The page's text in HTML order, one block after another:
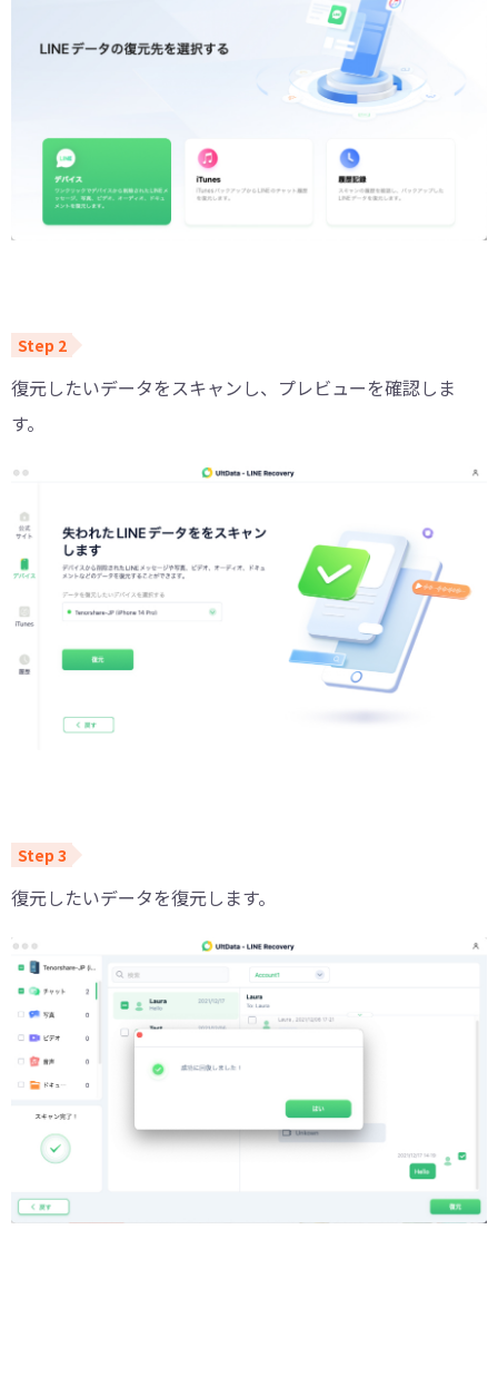
復元したいデータをスキャンし、プレビューを確認しま
す。
復元したいデータを復元します。